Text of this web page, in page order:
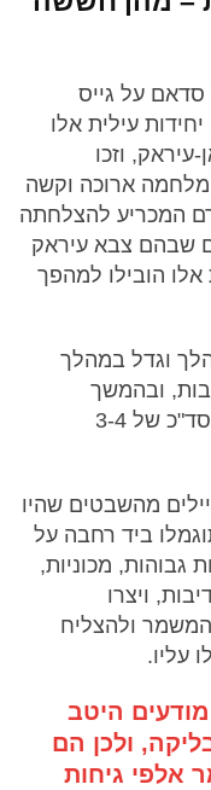
סדאם על גייס
עילית אלו
וזכו
ארוכה וקשה
המכריע להצלחתה
שבהם צבא עיראק
הובילו למהפך
וגדל במהלך
ובהמשך
לדיוויזיות [דיוויזיה=אוגדה בצה"ל – סד"כ של 3-4
מהשבטים שהיו
ביד רחבה על
גבוהות, מכוניות,
ויצרו
ולהצליח
עליו.
היטב
ולכן הם
אלפי גיחות